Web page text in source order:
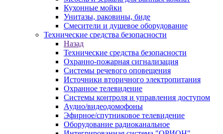
Кухонные мойки
Унитазы, раковины, биде
Смесители и душевое оборудование
Технические средства безопасности
Назад
Технические средства безопасности
Охранно-пожарная сигнализация
Системы речевого оповещения
Источники вторичного электропитания
Охранное телевидение
Системы контроля и управления доступом
Аудио/видеодомофоны
Эфирное/спутниковое телевидение
Оборудование радиоканальное